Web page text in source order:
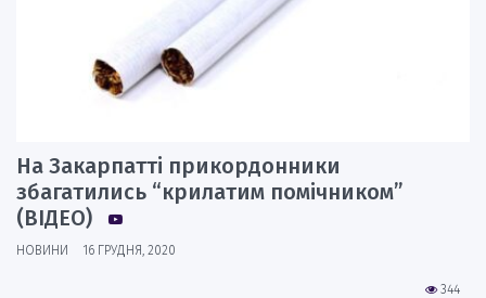
На Закарпатті прикордонники
збагатились “крилатим помічником”
(ВІДЕО)
НОВИНИ 16 ГРУДНЯ, 2020
344